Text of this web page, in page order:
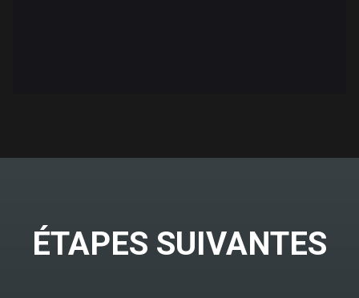
ÉTAPES SUIVANTES